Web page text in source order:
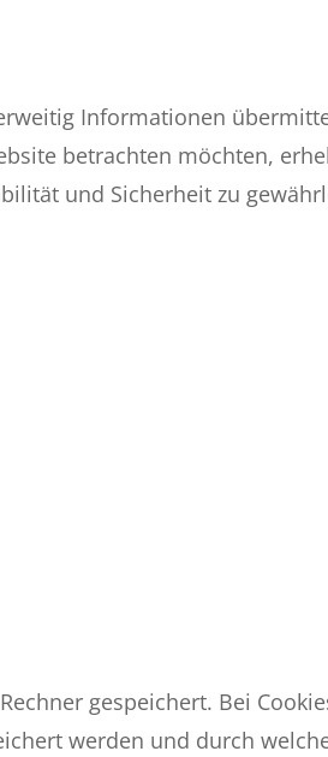
Informationen
betrachten möchten,
und Sicherheit zu
gespeichert. Bei
werden und durch